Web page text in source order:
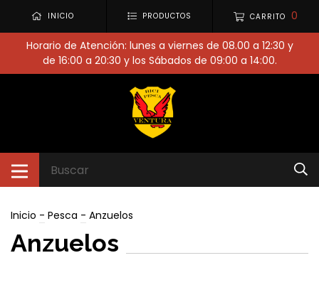
INICIO PRODUCTOS CARRITO 0
Horario de Atención: lunes a viernes de 08.00 a 12:30 y
de 16:00 a 20:30 y los Sábados de 09:00 a 14:00.
Inicio - Pesca - Anzuelos
Anzuelos